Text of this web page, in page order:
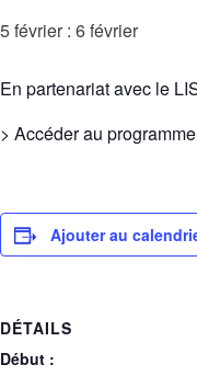
5 février: 6 février
En partenariat avec le
> Accéder au
Ajouter au
DÉTAILS
Début :